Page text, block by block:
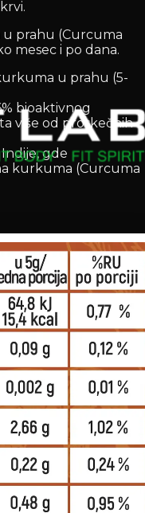
u prahu (Curcuma
mesec i po dana.
u prahu (5-
bioaktivnog
više od proskečnih
gde
kurkuma (Curcuma